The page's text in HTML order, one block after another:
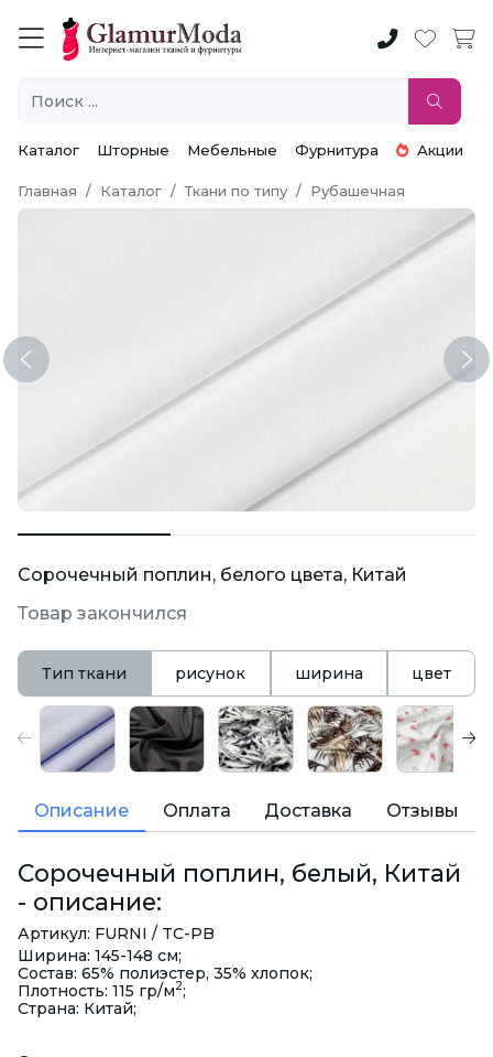
Каталог Шторные Мебельные Фурнитура Акции
Главная Каталог Ткани по типу Рубашечная
Previous
Сорочечный поплин, белого цвета, Китай
Товар закончился
Тип ткани рисунок ширина цвет
Описание Оплата Доставка Отзывы
Сорочечный поплин, белый, Китай
- описание:
Артикул: FURNI / TC-PB
Ширина: 145-148 см;
Состав: 65% полиэстер, 35% хлопок;
Плотность: 115 гр/м2;
Страна: Китай;